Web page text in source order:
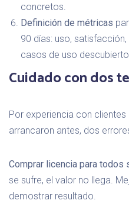
concretos.
Definición de métricas
90 días: uso,
casos de uso
Cuidado con dos
Por experiencia con
arrancaron antes, dos
Comprar licencia para todos
se sufre, el valor no llega.
demostrar resultado.